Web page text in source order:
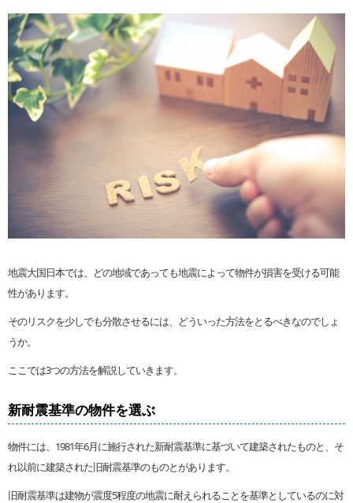
地震大国日本では、どの地域であっても地震によって物件が損害を受ける可能
性があります。
そのリスクを少しでも分散させるには、どういった方法をとるべきなのでしょ
うか。
ここでは3つの方法を解説していきます。
新耐震基準の物件を選ぶ
物件には、1981年6月に施行された新耐震基準に基づいて建築されたものと、そ
れ以前に建築された旧耐震基準のものとがあります。
旧耐震基準は建物が震度5程度の地震に耐えられることを基準としているのに対